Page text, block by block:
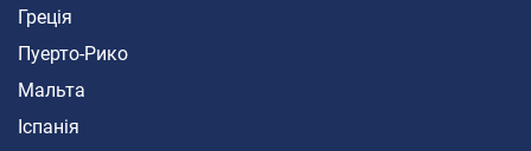
Греція
Пуерто-Рико
Мальта
Іспанія